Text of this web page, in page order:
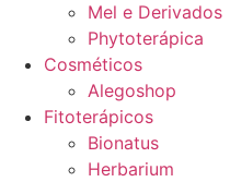
Mel e Derivados
Phytoterápica
Cosméticos
Alegoshop
Fitoterápicos
Bionatus
Herbarium